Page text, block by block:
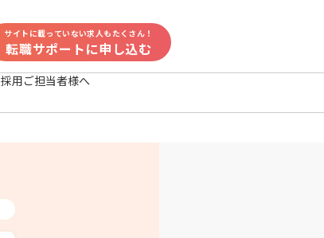
サイトに載っていない求人もたくさん！
転職サポートに申し込む
採用ご担当者様へ